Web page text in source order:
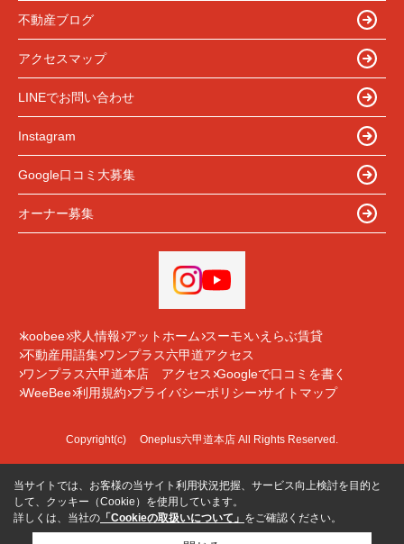
不動産ブログ
アクセスマップ
LINEでお問い合わせ
Instagram
Google口コミ大募集
オーナー募集
koobee 求人情報 アットホーム スーモ いえらぶ賃貸
不動産用語集 ワンプラス六甲道アクセス
ワンプラス六甲道本店 アクセス Googleで口コミを書く
WeeBee 利用規約 プライバシーポリシー サイトマップ
Copyright(c) Oneplus六甲道本店 All Rights Reserved.
当サイトでは、お客様の当サイト利用状況把握、サービス向上検討を目的と
して、クッキー（Cookie）を使用しています。
詳しくは、当社の 「Cookieの取扱いについて」 をご確認ください。